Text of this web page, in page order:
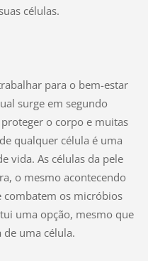
células.
para o bem-estar
surge em segundo
o corpo e muitas
qualquer célula é uma
vida. As células da pele
o mesmo acontecendo
combatem os micróbios
uma opção, mesmo que
uma célula.